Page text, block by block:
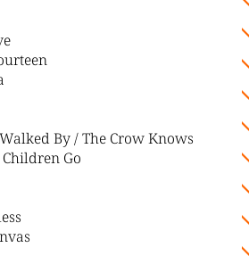
By / The Crow Knows
Go